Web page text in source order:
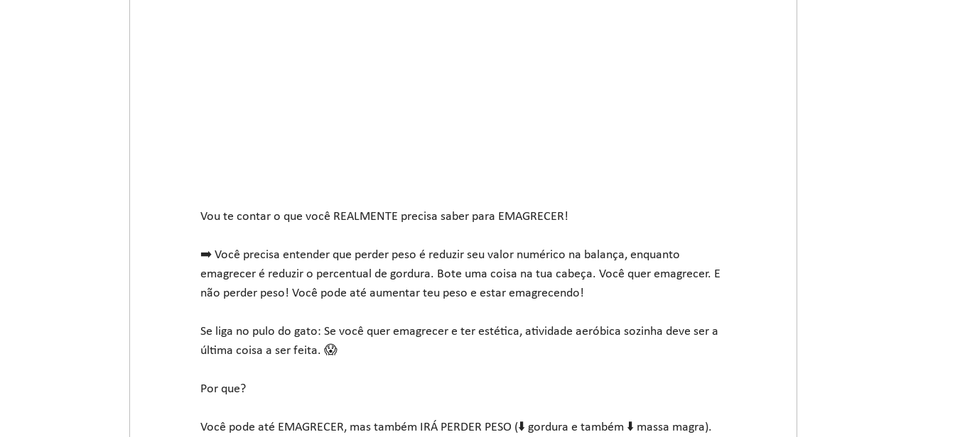
Vou te contar o que você REALMENTE precisa saber para EMAGRECER!
➡️ Você precisa entender que perder peso é reduzir seu valor numérico na balança, enquanto
emagrecer é reduzir o percentual de gordura. Bote uma coisa na tua cabeça. Você quer emagrecer. E
não perder peso! Você pode até aumentar teu peso e estar emagrecendo!
Se liga no pulo do gato: Se você quer emagrecer e ter estética, atividade aeróbica sozinha deve ser a
última coisa a ser feita. 😱
Por que?
Você pode até EMAGRECER, mas também IRÁ PERDER PESO (⬇️ gordura e também ⬇️ massa magra).